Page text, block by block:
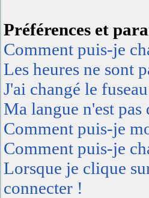
Préférences et
Comment puis-je
Les heures ne sont
J'ai changé le
Ma langue n'est pas
Comment puis-je
Comment puis-je
Lorsque je clique
connecter !